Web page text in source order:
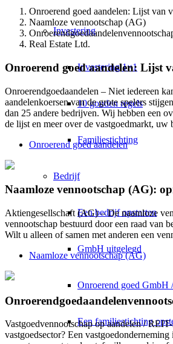
Investering
Investering 1×1
10 gouden regels
Familiestichting
Bedrijf
Een bedrijf opstarten
GmbH uitgelegd
Onroerend goed
Een familiestichting
Onroerend goed aandelen: Lijst van
Naamloze vennootschap (AG)
Real Estate Ltd.
Onroerend goed aandelen: Lijst
Onroerendgoedaandelen – Niet iedereen
aandelenkoersen van de grote spelers
dan 25 andere bedrijven. Wij hebben een
de lijst en meer over de vastgoedmarkt,
Onroerend goed aandelen
Naamloze vennootschap (AG):
Aktiengesellschaft (AG) – De naamloze
vennootschap bestuurd door een raad van
Wilt u alleen of samen met anderen een
Naamloze vennootschap (AG)
Vastgoedvennootschap op aandelen /
vastgoedsector? Een